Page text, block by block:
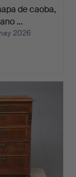
de caoba,
…
2026